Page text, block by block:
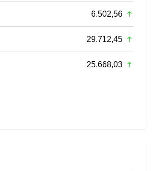
6.502,56
29.712,45
25.668,03